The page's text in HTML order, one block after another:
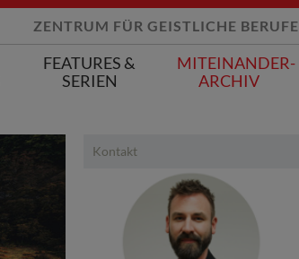
ZENTRUM FÜR GEISTLICHE BERUFE
FEATURES &
SERIEN
MITEINANDER-
ARCHIV
Kontakt